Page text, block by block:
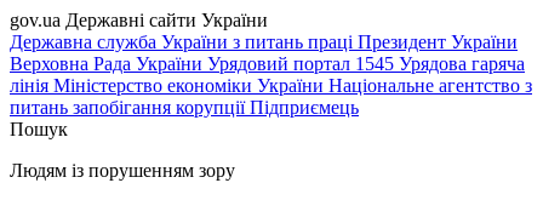
gov.ua Державні сайти України
Державна служба України з питань праці Президент України
Верховна Рада України Урядовий портал 1545 Урядова гаряча
лінія Міністерство економіки України Національне агентство з
питань запобігання корупціїПідприємець
Пошук
Людям із порушенням зору